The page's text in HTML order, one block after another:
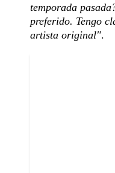
temporada
preferido. Tengo
artista original".